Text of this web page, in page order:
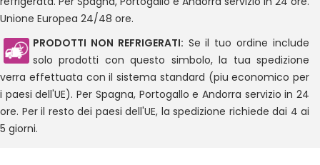
Unione Europea 24/48 ore.
PRODOTTI NON REFRIGERATI: Se il tuo ordine include
solo prodotti con questo simbolo, la tua spedizione
verra effettuata con il sistema standard (piu economico per
i paesi dell'UE). Per Spagna, Portogallo e Andorra servizio in 24
ore. Per il resto dei paesi dell'UE, la spedizione richiede dai 4 ai
5 giorni.